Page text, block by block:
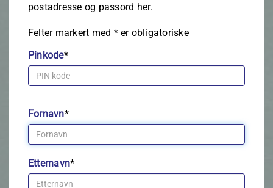
postadresse og passord her.
Felter markert med *er obligatoriske
Pinkode*
Fornavn*
Etternavn*